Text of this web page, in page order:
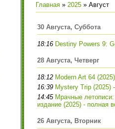
Главная » 2025 » Август
30 Августа, Суббота
18:16 Destiny Powers 9:
28 Августа, Четверг
18:12 Modern Art 64
16:39 Mystery Trip (2025)
14:45 Мрачные
издание (2025) - полная
26 Августа, Вторник